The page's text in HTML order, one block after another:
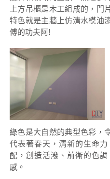
上方吊櫃是木工組成的，門
特色就是主牆上仿清水模油
傅的功夫阿!
綠色是大自然的典型色彩，
代表著春天，清新的生命
配，創造活潑、前衛的色
感。